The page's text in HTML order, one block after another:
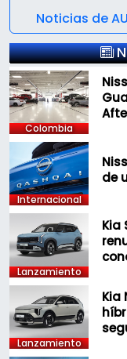
Noticias de
Colombia
Internacional
de
Lanzamiento
Kia
Lanzamiento
Kia